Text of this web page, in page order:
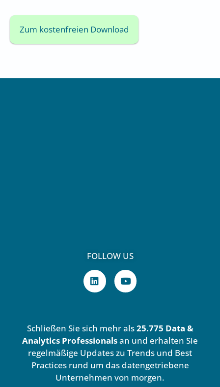
Zum kostenfreien Download
FOLLOW US
L
i
n
i
n
Y
o
u
e
Schließen Sie sich mehr als25.775 Data &
Analytics Professionalsan und erhalten Sie
regelmäßige Updates zu Trends und Best
Practices rund um das datengetriebene
Unternehmen von morgen.